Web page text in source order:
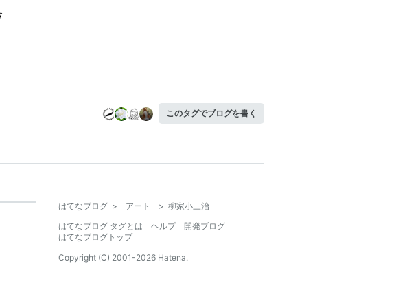
このタグでブログを書く
はてなブログ > アート > 柳家小三治
はてなブログ タグとは
ヘルプ
開発ブログ
はてなブログトップ
Copyright (C) 2001-2026 Hatena.